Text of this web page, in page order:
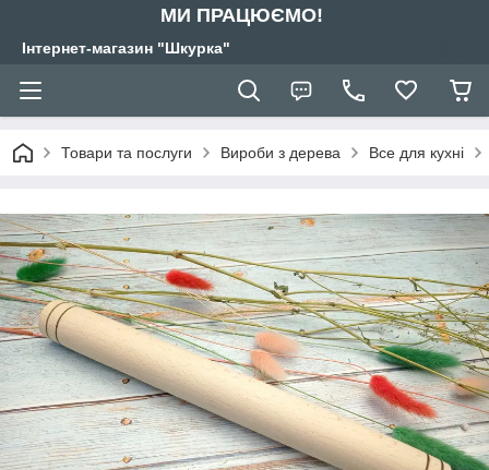
МИ ПРАЦЮЄМО!
Інтернет-магазин "Шкурка"
Товари та послуги Вироби з дерева Все для кухні